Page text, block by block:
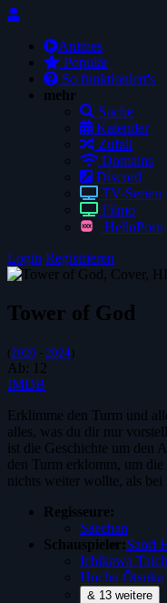
Animes
Populär
So funktioniert's
mehr
Suche
Kalender
Zufall
Domains
Discord
TV-Serien
Filmo
HelloPorn
Login Registrieren
Tower of God
(2020 - 2024)
Ab: 12
IMDB
Erklimme den Turm und
alles, was du dir nur
ist die Geschichte um den
den Turm erklomm, um
nichts weiter wollte, als bei
Regisseure:
Saechan
Schauspieler:Saori
Ichikawa
Hōchū Ōtsuka
& 13 weitere